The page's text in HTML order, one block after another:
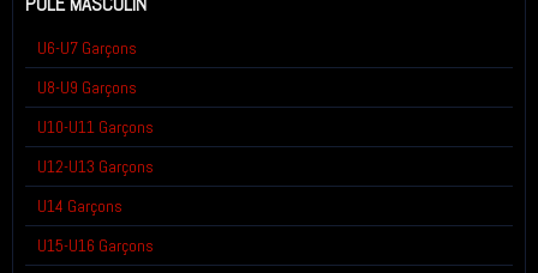
U6-U7 Garçons
U8-U9 Garçons
U10-U11 Garçons
U12-U13 Garçons
U14 Garçons
U15-U16 Garçons